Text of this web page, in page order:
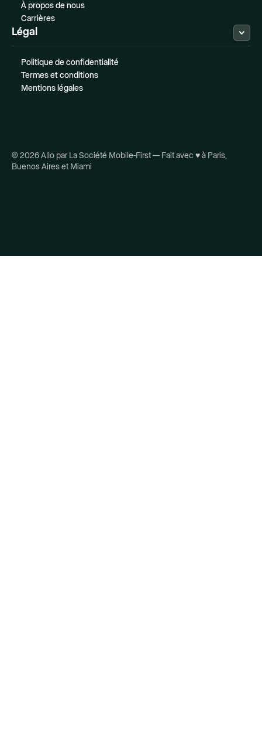
À propos de nous
Carrières
Légal
Politique de confidentialité
Termes et conditions
Mentions légales
© 2026 Allo par La Société Mobile-First — Fait avec ♥ à Paris,
Buenos Aires et Miami